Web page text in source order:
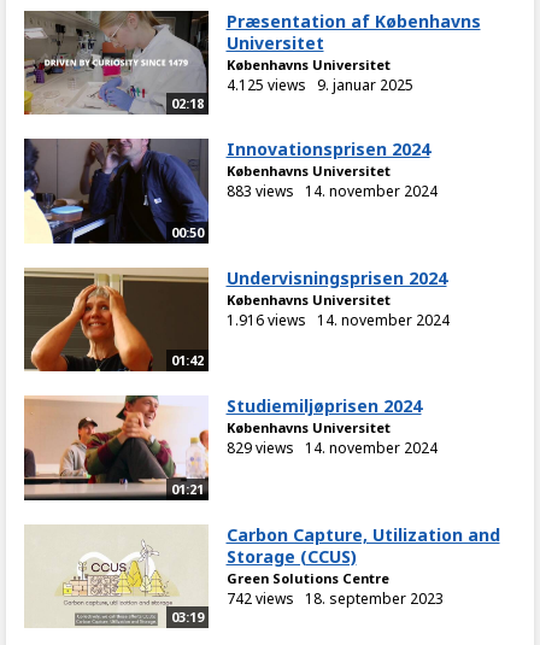
02:18
Præsentation af Københavns
Universitet
Københavns Universitet
4.125 views 9. januar 2025
00:50
Innovationsprisen 2024
Københavns Universitet
883 views 14. november 2024
01:42
Undervisningsprisen 2024
Københavns Universitet
1.916 views 14. november 2024
01:21
Studiemiljøprisen 2024
Københavns Universitet
829 views 14. november 2024
03:19
Carbon Capture, Utilization and
Storage (CCUS)
Green Solutions Centre
742 views 18. september 2023